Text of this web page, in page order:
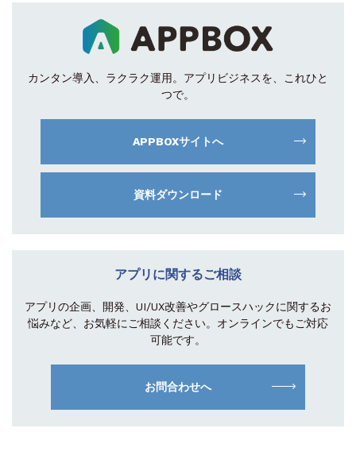
カンタン導入、ラクラク運用。 アプリビジネスを、これひと
つで。
APPBOXサイトへ
資料ダウンロード
アプリに関するご相談
アプリの企画、開発、UI/UX改善やグロースハックに関するお
悩みなど、お気軽にご相談 ください。オンラインでもご対応
可能です。
お問合わせへ